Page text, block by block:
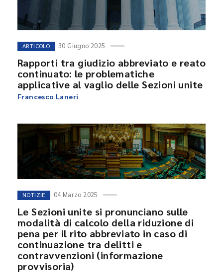
ARTICOLO 30 Giugno 2025
Rapporti tra giudizio abbreviato e reato
continuato: le problematiche
applicative al vaglio delle Sezioni unite
Francesco Laneri
NOTIZIE 04 Marzo 2025
Le Sezioni unite si pronunciano sulle
modalità di calcolo della riduzione di
pena per il rito abbreviato in caso di
continuazione tra delitti e
contravvenzioni (informazione
provvisoria)